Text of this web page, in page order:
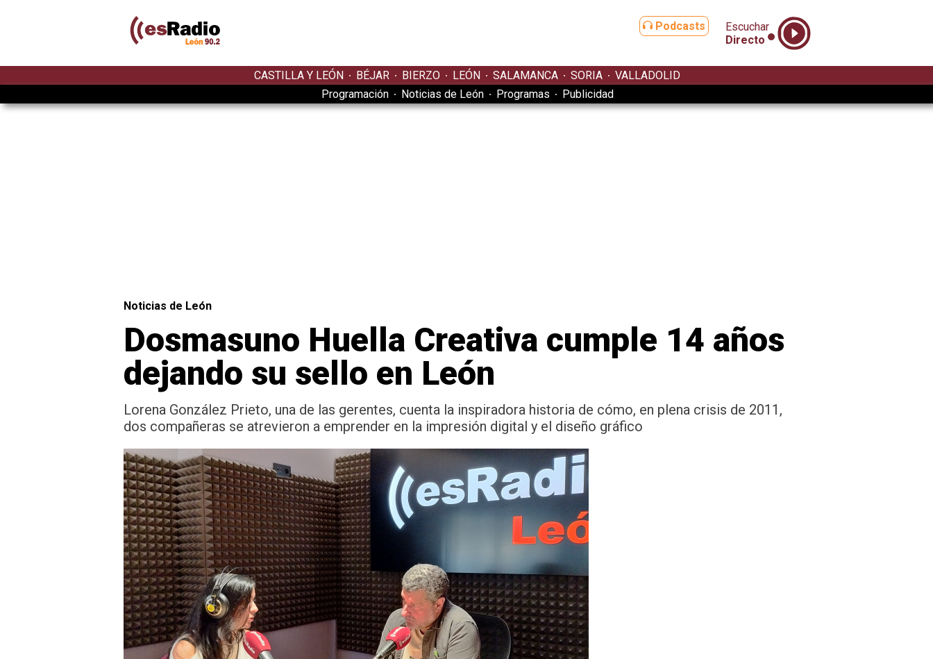
Podcasts
Escuchar
Directo
CASTILLA Y LEÓN BÉJAR BIERZO LEÓN SALAMANCA SORIA
VALLADOLID
Programación
Noticias de León Programas Publicidad
Noticias de León
Dosmasuno Huella Creativa cumple 14 años
dejando su sello en León
Lorena González Prieto, una de las gerentes, cuenta la inspiradora historia de cómo, en plena crisis de 2011,
dos compañeras se atrevieron a emprender en la impresión digital y el diseño gráfico